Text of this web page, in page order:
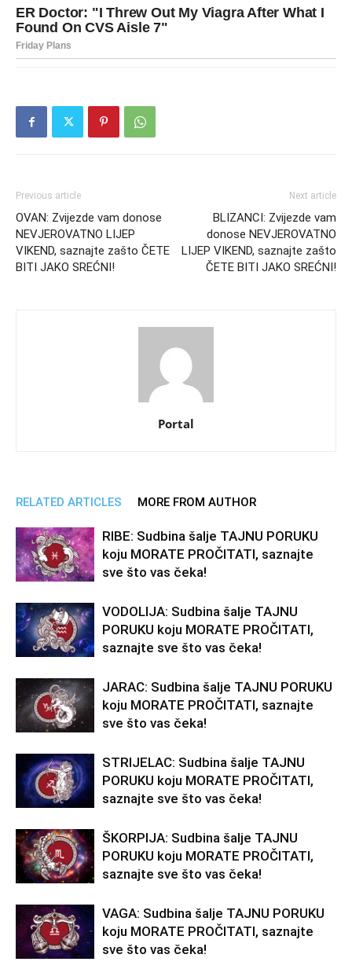
Previous article
OVAN: Zvijezde vam donose
NEVJEROVATNO LIJEP
VIKEND, saznajte zašto ČETE
BITI JAKO SREĆNI!
Next article
BLIZANCI: Zvijezde vam
donose NEVJEROVATNO
LIJEP VIKEND, saznajte zašto
ČETE BITI JAKO SREĆNI!
Portal
RELATED ARTICLES MORE FROM AUTHOR
RIBE: Sudbina šalje TAJNU PORUKU
koju MORATE PROČITATI, saznajte
sve što vas čeka!
VODOLIJA: Sudbina šalje TAJNU
PORUKU koju MORATE PROČITATI,
saznajte sve što vas čeka!
JARAC: Sudbina šalje TAJNU PORUKU
koju MORATE PROČITATI, saznajte
sve što vas čeka!
STRIJELAC: Sudbina šalje TAJNU
PORUKU koju MORATE PROČITATI,
saznajte sve što vas čeka!
ŠKORPIJA: Sudbina šalje TAJNU
PORUKU koju MORATE PROČITATI,
saznajte sve što vas čeka!
VAGA: Sudbina šalje TAJNU PORUKU
koju MORATE PROČITATI, saznajte
sve što vas čeka!